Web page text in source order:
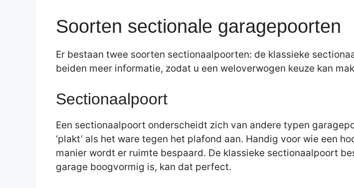
Soorten sectionale garagepoorten
Er bestaan twee soorten sectionaalpoorten: de klassieke
beiden meer informatie, zodat u een weloverwogen keuze kan
Sectionaalpoort
Een sectionaalpoort onderscheidt zich van andere typen
‘plakt’ als het ware tegen het plafond aan. Handig voor wie een
manier wordt er ruimte bespaard. De klassieke sectionaalpoort
garage boogvormig is, kan dat perfect.